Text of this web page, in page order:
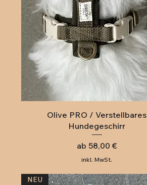
Schnellansicht
Olive PRO / Verstellbares
Hundegeschirr
ab 58,00 €
Sale-Preis
inkl. MwSt.
NEU